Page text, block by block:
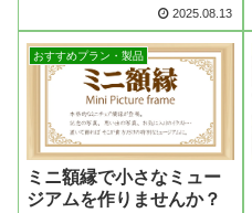
2025.08.13
おすすめプラン・製品
ミニ額縁で小さなミュー
ジアムを作りませんか？